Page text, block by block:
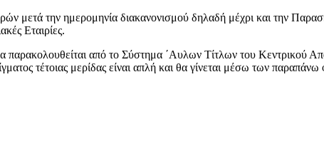
μετά την ημερομηνία διακανονισμού δηλαδή μέχρι και την
Εταιρίες.
παρακολουθείται από το Σύστημα ΄Αυλων Τίτλων του Κεντρικού
τέτοιας μερίδας είναι απλή και θα γίνεται μέσω των